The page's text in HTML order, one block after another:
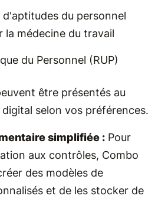
du personnel
la médecine du travail
du Personnel (RUP)
être présentés au
selon vos préférences.
simplifiée : Pour
aux contrôles, Combo
des modèles de
et de les stocker de